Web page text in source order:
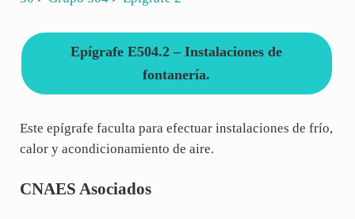
Epígrafe E504.2 – Instalaciones de
fontanería.
Este epígrafe faculta para efectuar instalaciones de frío,
calor y acondicionamiento de aire.
CNAES Asociados